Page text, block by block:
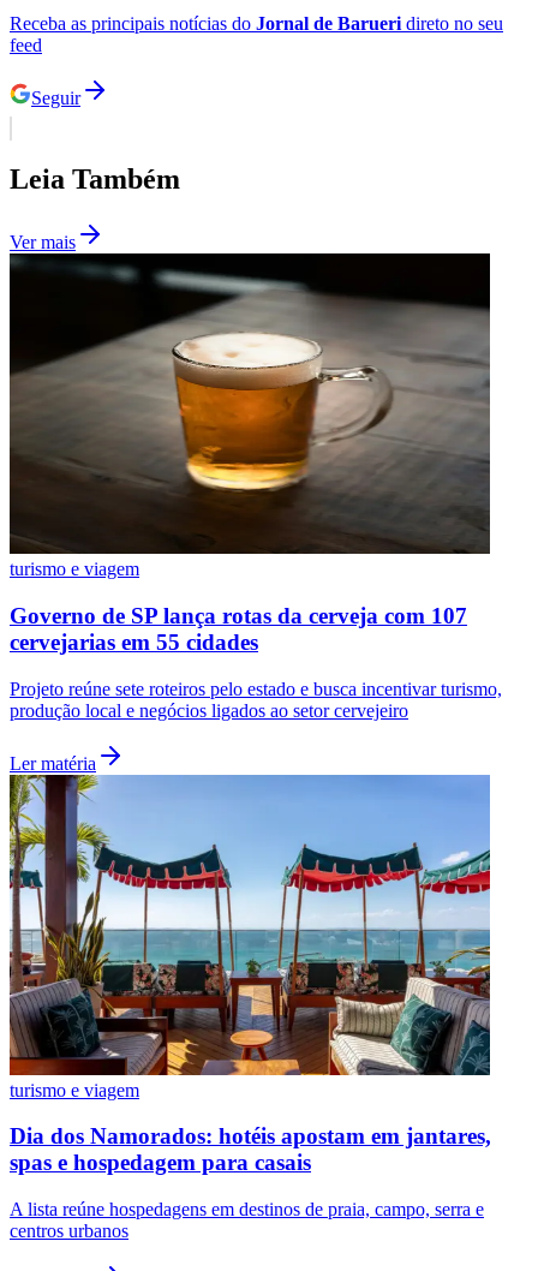
Santos
Flamengo
Receba as principais notícias do Jornal de Barueri direto no seu
feed
Seguir
Leia Também
Ver mais
turismo e viagem
Governo de SP lança rotas da cerveja com 107
cervejarias em 55 cidades
Projeto reúne sete roteiros pelo estado e busca incentivar turismo,
produção local e negócios ligados ao setor cervejeiro
Ler matéria
turismo e viagem
Dia dos Namorados: hotéis apostam em jantares,
spas e hospedagem para casais
A lista reúne hospedagens em destinos de praia, campo, serra e
centros urbanos